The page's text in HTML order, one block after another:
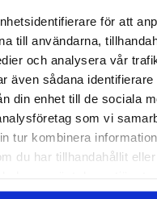
för att
till användarna,
och analysera vår
även sådana identifierare
din enhet till de sociala
som vi
tur kombinera
du har tillhandahållit
Watermelon 120g
34.93 kr